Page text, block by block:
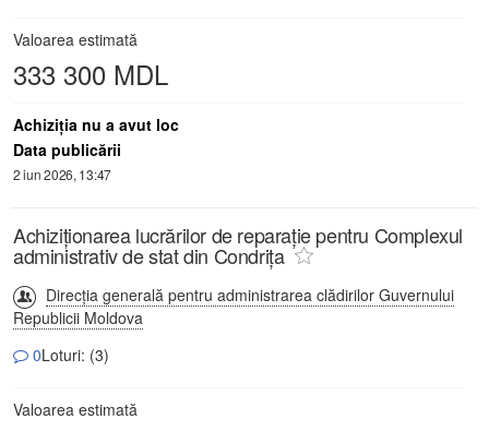
Valoarea estimată
333 300 MDL
Achiziţia nu a avut loc
Data publicării
2 iun 2026, 13:47
Achiziționarea lucrărilor de reparație pentru Complexul
administrativ de stat din Condrița
Direcția generală pentru administrarea clădirilor Guvernului
Republicii Moldova
0Loturi: (3)
Valoarea estimată